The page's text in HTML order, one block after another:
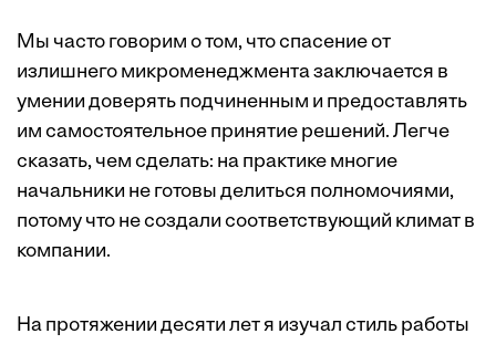
Мы часто говорим о том, что спасение от
излишнего микроменеджмента заключается в
умении доверять подчиненным и предоставлять
им самостоятельное принятие решений. Легче
сказать, чем сделать: на практике многие
начальники не готовы делиться полномочиями,
потому что не создали соответствующий климат в
компании.
На протяжении десяти лет я изучал стиль работы